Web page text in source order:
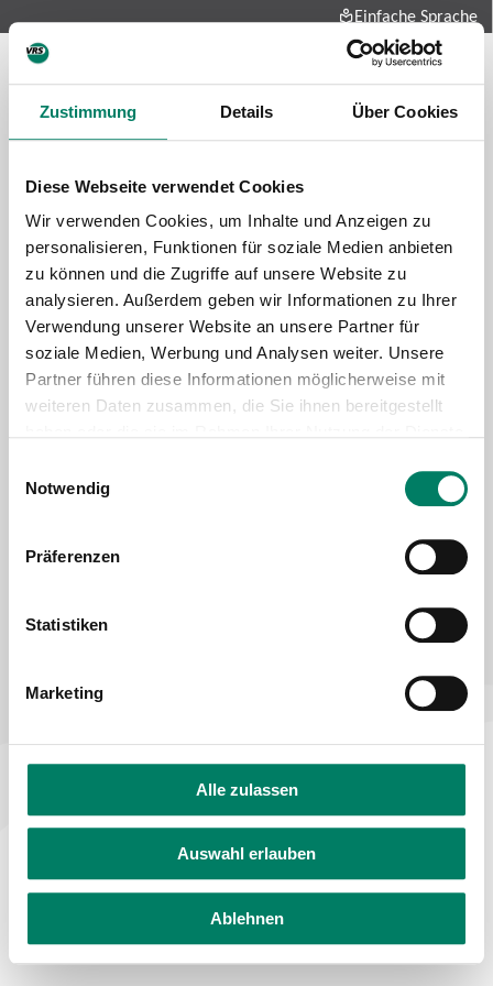
Zustimmung Details Über Cookies
Diese Webseite verwendet Cookies
Wir verwenden Cookies, um Inhalte und Anzeigen zu
personalisieren, Funktionen für soziale Medien anbieten
zu können und die Zugriffe auf unsere Website zu
analysieren. Außerdem geben wir Informationen zu Ihrer
Verwendung unserer Website an unsere Partner für
soziale Medien, Werbung und Analysen weiter. Unsere
Partner führen diese Informationen möglicherweise mit
weiteren Daten zusammen, die Sie ihnen bereitgestellt
Notwendig
Präferenzen
Statistiken
Marketing
Alle zulassen
Auswahl erlauben
Ablehnen
Einfache Sprache
Future-mobility
About us
Press and media
Career
Declaration on accessibility
Feedback on accessibility